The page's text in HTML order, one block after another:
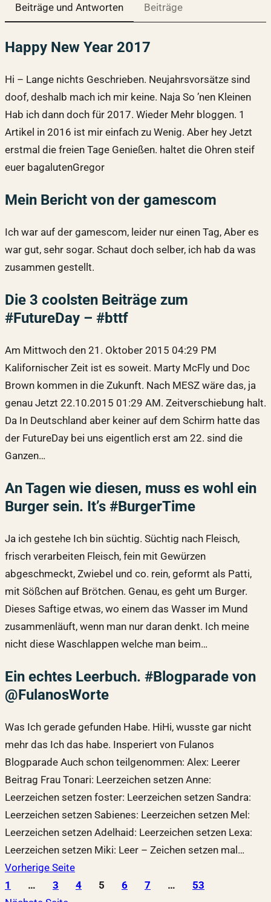
Beiträge und Antworten Beiträge
Happy New Year 2017
Hi – Lange nichts Geschrieben. Neujahrsvorsätze sind
doof, deshalb mach ich mir keine. Naja So ’nen Kleinen
Hab ich dann doch für 2017. Wieder Mehr bloggen. 1
Artikel in 2016 ist mir einfach zu Wenig. Aber hey Jetzt
erstmal die freien Tage Genießen. haltet die Ohren steif
euer bagalutenGregor
Mein Bericht von der gamescom
Ich war auf der gamescom, leider nur einen Tag, Aber es
war gut, sehr sogar. Schaut doch selber, ich hab da was
zusammen gestellt.
Die 3 coolsten Beiträge zum
#FutureDay – #bttf
Am Mittwoch den 21. Oktober 2015 04:29 PM
Kalifornischer Zeit ist es soweit. Marty McFly und Doc
Brown kommen in die Zukunft. Nach MESZ wäre das, ja
genau Jetzt 22.10.2015 01:29 AM. Zeitverschiebung halt.
Da In Deutschland aber keiner auf dem Schirm hatte das
der FutureDay bei uns eigentlich erst am 22. sind die
Ganzen…
An Tagen wie diesen, muss es wohl ein
Burger sein. It’s #BurgerTime
Ja ich gestehe Ich bin süchtig. Süchtig nach Fleisch,
frisch verarbeiten Fleisch, fein mit Gewürzen
abgeschmeckt, Zwiebel und co. rein, geformt als Patti,
mit Sößchen auf Brötchen. Genau, es geht um Burger.
Dieses Saftige etwas, wo einem das Wasser im Mund
zusammenläuft, wenn man nur daran denkt. Ich meine
nicht diese Waschlappen welche man beim…
Ein echtes Leerbuch. #Blogparade von
@FulanosWorte
Was Ich gerade gefunden Habe. HiHi, wusste gar nicht
mehr das Ich das habe. Insperiert von Fulanos
Blogparade Auch schon teilgenommen: Alex: Leerer
Beitrag Frau Tonari: Leerzeichen setzen Anne:
Leerzeichen setzen foster: Leerzeichen setzen Sandra:
Leerzeichen setzen Sabienes: Leerzeichen setzen Mel:
Leerzeichen setzen Adelhaid: Leerzeichen setzen Lexa:
Leerzeichen setzen Miki: Leer – Zeichen setzen mal…
Vorherige Seite
1
… 3 4 5 6 7 …
53